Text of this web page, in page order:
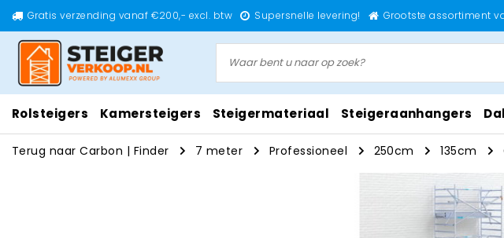
Gratis verzending vanaf €200,- excl. btw Supersnelle levering! Grootste assortiment
Rolsteigers Kamersteigers Steigermateriaal Steigeraanhangers
Terug naar Carbon | Finder 7 meter Professioneel 250cm 135cm